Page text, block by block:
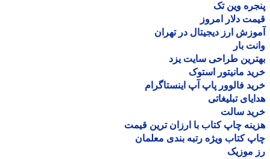
وین تک
دلار امروز
ارز دیجیتال در تهران
بار
طراحی سایت یزد
مانیتور استوک
فالوور پاپ آپ اینستاگرام
تبلیغاتی
سالت
چاپ کتاب با ارزان ترین قیمت
کتاب ویژه رتبه بندی معلمان
موزیک